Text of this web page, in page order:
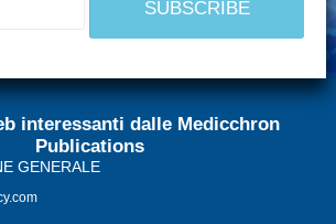
interessanti dalle Medicchron
Publications
GENERALE